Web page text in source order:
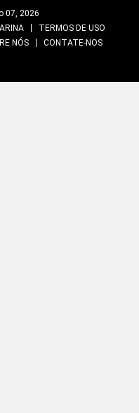
07, 2026
TERMOS DE USO
NÓS CONTATE-NOS